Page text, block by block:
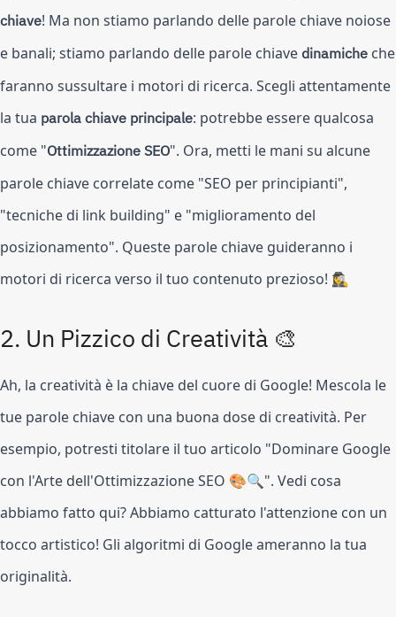
chiave! Ma non stiamo parlando delle parole chiave noiose
e banali; stiamo parlando delle parole chiavedinamiche che
faranno sussultare i motori di ricerca. Scegli attentamente
la tua parola chiave principale: potrebbe essere qualcosa
come "Ottimizzazione SEO". Ora, metti le mani su alcune
parole chiave correlate come "SEO per principianti",
"tecniche di link building" e "miglioramento del
posizionamento". Queste parole chiave guideranno i
motori di ricerca verso il tuo contenuto prezioso! 🕵️‍♀️
2. Un Pizzico di Creatività 🎨
Ah, la creatività è la chiave del cuore di Google! Mescola le
tue parole chiave con una buona dose di creatività. Per
esempio, potresti titolare il tuo articolo "Dominare Google
con l'Arte dell'Ottimizzazione SEO 🎨🔍". Vedi cosa
abbiamo fatto qui? Abbiamo catturato l'attenzione con un
tocco artistico! Gli algoritmi di Google ameranno la tua
originalità.